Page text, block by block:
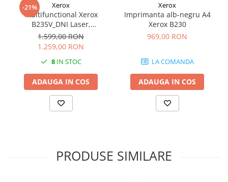
-21% Xerox
Multifunctional Xerox
B235V_DNI Laser,
Monocrom, Format A4,
Duplex, Retea, Wi-Fi, Fax
1.599,00 RON
1.259,00 RON
8IN STOC
ADAUGA IN COS
Xerox
Imprimanta alb-negru A4
Xerox B230
969,00 RON
LA COMANDA
ADAUGA IN COS
PRODUSE SIMILARE